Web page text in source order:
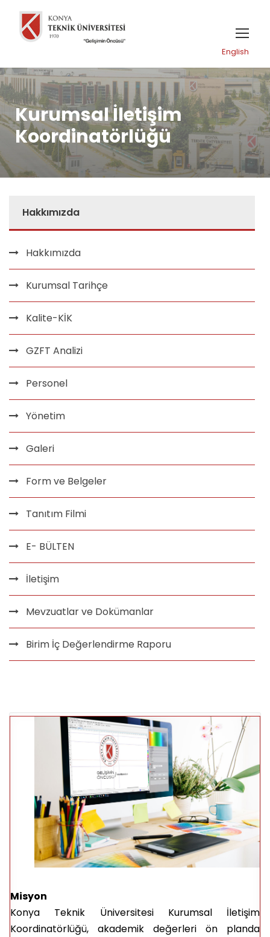
English
Kurumsal İletişim
Koordinatörlüğü
Hakkımızda
Hakkımızda
Kurumsal Tarihçe
Kalite-KİK
GZFT Analizi
Personel
Yönetim
Galeri
Form ve Belgeler
Tanıtım Filmi
E- BÜLTEN
İletişim
Mevzuatlar ve Dokümanlar
Birim İç Değerlendirme Raporu
Misyon
Konya Teknik Üniversitesi Kurumsal İletişim
Koordinatörlüğü, akademik değerleri ön planda